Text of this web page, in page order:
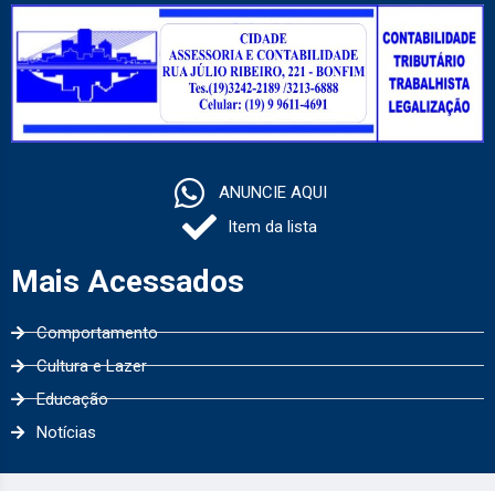
ANUNCIE AQUI
Item da lista
Mais Acessados
Comportamento
Cultura e Lazer
Educação
Notícias